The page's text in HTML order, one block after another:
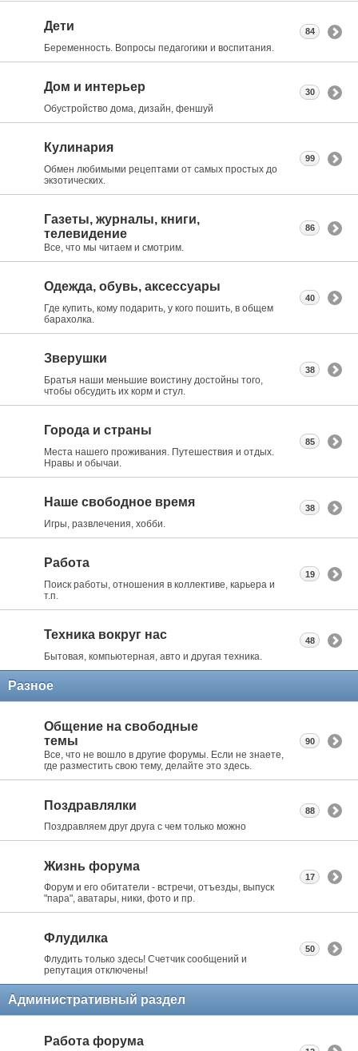
Дети
Беременность. Вопросы педагогики и воспитания.
84
Дом и интерьер
Обустройство дома, дизайн, феншуй
30
Кулинария
Обмен любимыми рецептами от самых простых до
экзотических.
99
Газеты, журналы, книги,
телевидение
Все, что мы читаем и смотрим.
86
Одежда, обувь, аксессуары
Где купить, кому подарить, у кого пошить, в общем
барахолка.
40
Зверушки
Братья наши меньшие воистину достойны того,
чтобы обсудить их корм и стул.
38
Города и страны
Места нашего проживания. Путешествия и отдых.
Нравы и обычаи.
85
Наше свободное время
Игры, развлечения, хобби.
38
Работа
Поиск работы, отношения в коллективе, карьера и
т.п.
19
Техника вокруг нас
Бытовая, компьютерная, авто и другая техника.
48
Разное
Общение на свободные
темы
Все, что не вошло в другие форумы. Если не знаете,
где разместить свою тему, делайте это здесь.
90
Поздравлялки
Поздравляем друг друга с чем только можно
88
Жизнь форума
Форум и его обитатели - встречи, отъезды, выпуск
"пара", аватары, ники, фото и пр.
17
Флудилка
Флудить только здесь! Счетчик сообщений и
репутация отключены!
50
Административный раздел
Работа форума